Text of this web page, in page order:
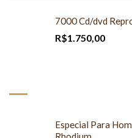
7000 Cd/dvd
R$1.750,00
Especial Para